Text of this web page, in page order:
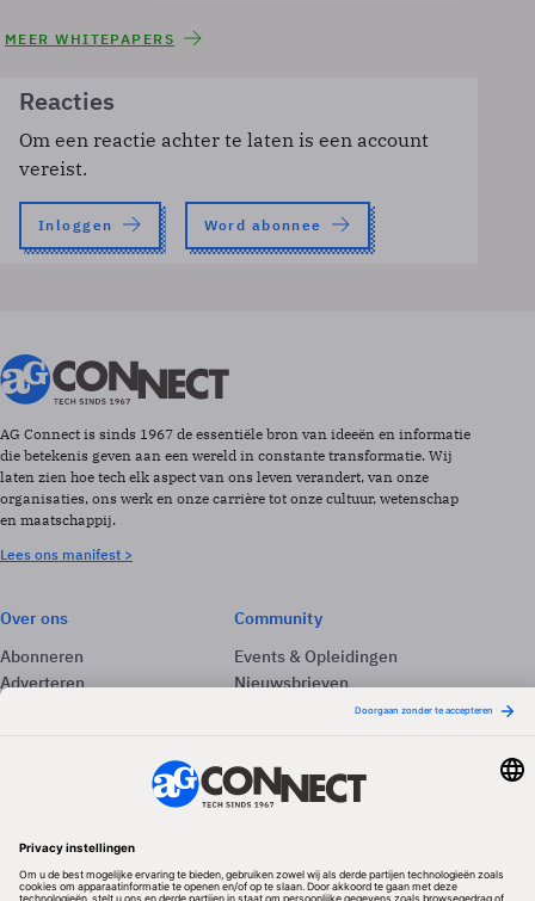
MEER WHITEPAPERS
Reacties
Om een reactie achter te laten is een account
vereist.
Inloggen Word abonnee
AG Connect is sinds 1967 de essentiële bron van ideeën en informatie
die betekenis geven aan een wereld in constante transformatie. Wij
laten zien hoe tech elk aspect van ons leven verandert, van onze
organisaties, ons werk en onze carrière tot onze cultuur, wetenschap
en maatschappij.
Lees ons manifest >
Over ons
Abonneren
Adverteren
Community
Events & Opleidingen
Nieuwsbrieven
Volg ons